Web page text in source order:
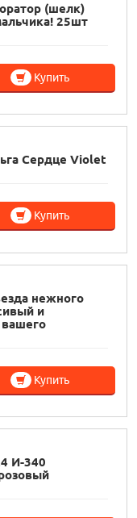
(шелк)
25шт
Купить
Сердце Violet
Купить
нежного
и
Купить
И-340